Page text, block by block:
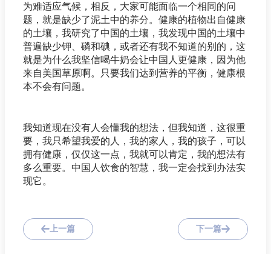
为难适应气候，相反，大家可能面临一个相同的问
题，就是缺少了泥土中的养分。健康的植物出自健康
的土壤，我研究了中国的土壤，我发现中国的土壤中
普遍缺少钾、磷和碘，或者还有我不知道的别的，这
就是为什么我坚信喝牛奶会让中国人更健康，因为他
来自美国草原啊。只要我们达到营养的平衡，健康根
本不会有问题。
我知道现在没有人会懂我的想法，但我知道，这很重
要，我只希望我爱的人，我的家人，我的孩子，可以
拥有健康，仅仅这一点，我就可以肯定，我的想法有
多么重要。中国人饮食的智慧，我一定会找到办法实
现它。
上一篇 下一篇